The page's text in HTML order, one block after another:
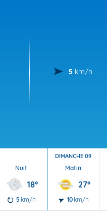
5 km/h
Nuit
18°
5 km/h
DIMANCHE 09
Matin
27°
10 km/h